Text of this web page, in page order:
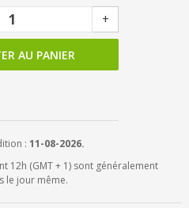
+
AU PANIER
: 11-08-2026.
12h (GMT + 1) sont généralement
le jour même.